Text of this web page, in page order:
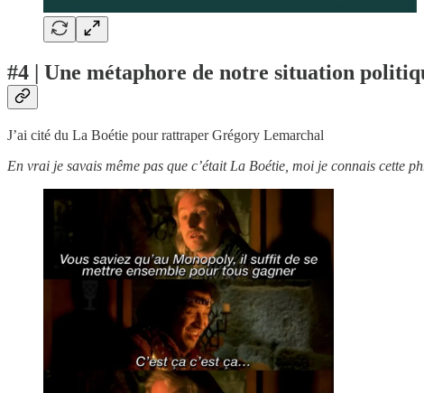
#4 | Une métaphore de notre situation
J’ai cité du La Boétie pour rattraper Grégory Lemarchal
En vrai je savais même pas que c’était La Boétie, moi je connais cette